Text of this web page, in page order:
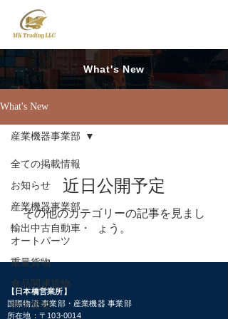
What's New
What's New
全ての掲載情報
お知らせ
産業機器事業部
輸出中古自動車・
オートパーツ
重量貨物
食品関連貨物
特大貨物
産業機器事業部
近日公開予定
その他のカテゴリーの記事を見まし
ょう。
​​【日本橋営業所】
国際物流 事業部・産業機器 事業部
所在地：〒103-0014